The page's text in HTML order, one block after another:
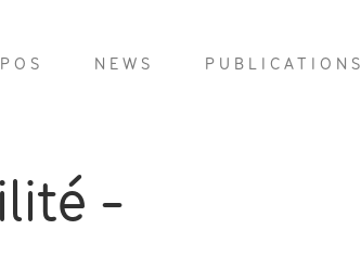
NEWS PUBLICATIONS
-